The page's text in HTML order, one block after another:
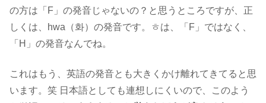
の方は「F」の発音じゃないの？と思うところですが、正
しくは、
hwa（화）の発音です。ㅎは、「F」ではなく、
「H」の発音なんでね。
これはもう、英語の発音とも大きくかけ離れてきてると思
います。笑 日本語としても連想しにくいので、このよう